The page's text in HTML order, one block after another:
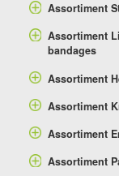
Assortiment
Assortiment
bandages
Assortiment
Assortiment
Assortiment
Assortiment